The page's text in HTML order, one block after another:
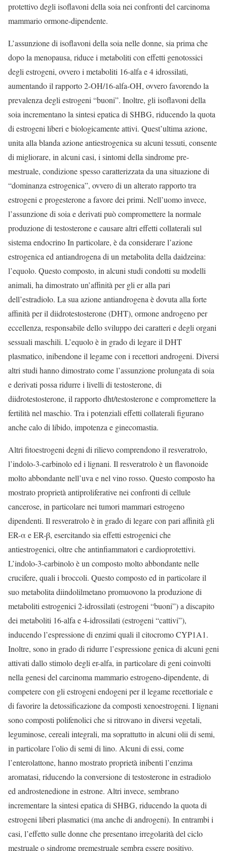
protettivo degli isoflavoni della soia nei confronti del carcinoma
mammario ormone-dipendente.
L’assunzione di isoflavoni della soia nelle donne, sia prima che
dopo la menopausa, riduce i metaboliti con effetti genotossici
degli estrogeni, ovvero i metaboliti 16-alfa e 4 idrossilati,
aumentando il rapporto 2-OH/16-alfa-OH, ovvero favorendo la
prevalenza degli estrogeni “buoni”. Inoltre, gli isoflavoni della
soia incrementano la sintesi epatica di SHBG, riducendo la quota
di estrogeni liberi e biologicamente attivi. Quest’ultima azione,
unita alla blanda azione antiestrogenica su alcuni tessuti, consente
di migliorare, in alcuni casi, i sintomi della sindrome pre-
mestruale, condizione spesso caratterizzata da una situazione di
“dominanza estrogenica”, ovvero di un alterato rapporto tra
estrogeni e progesterone a favore dei primi. Nell’uomo invece,
l’assunzione di soia e derivati può compromettere la normale
produzione di testosterone e causare altri effetti collaterali sul
sistema endocrino In particolare, è da considerare l’azione
estrogenica ed antiandrogena di un metabolita della daidzeina:
l’equolo. Questo composto, in alcuni studi condotti su modelli
animali, ha dimostrato un’affinità per gli er alla pari
dell’estradiolo. La sua azione antiandrogena è dovuta alla forte
affinità per il diidrotestosterone (DHT), ormone androgeno per
eccellenza, responsabile dello sviluppo dei caratteri e degli organi
sessuali maschili. L’equolo è in grado di legare il DHT
plasmatico, inibendone il legame con i recettori androgeni. Diversi
altri studi hanno dimostrato come l’assunzione prolungata di soia
e derivati possa ridurre i livelli di testosterone, di
diidrotestosterone, il rapporto dht/testosterone e compromettere la
fertilità nel maschio. Tra i potenziali effetti collaterali figurano
anche calo di libido, impotenza e ginecomastia.
Altri fitoestrogeni degni di rilievo comprendono il resveratrolo,
l’indolo-3-carbinolo ed i lignani. Il resveratrolo è un flavonoide
molto abbondante nell’uva e nel vino rosso. Questo composto ha
mostrato proprietà antiproliferative nei confronti di cellule
cancerose, in particolare nei tumori mammari estrogeno
dipendenti. Il resveratrolo è in grado di legare con pari affinità gli
ER-α e ER-β, esercitando sia effetti estrogenici che
antiestrogenici, oltre che antinfiammatori e cardioprotettivi.
L’indolo-3-carbinolo è un composto molto abbondante nelle
crucifere, quali i broccoli. Questo composto ed in particolare il
suo metabolita diindolilmetano promuovono la produzione di
metaboliti estrogenici 2-idrossilati (estrogeni “buoni”) a discapito
dei metaboliti 16-alfa e 4-idrossilati (estrogeni “cattivi”),
inducendo l’espressione di enzimi quali il citocromo CYP1A1.
Inoltre, sono in grado di ridurre l’espressione genica di alcuni geni
attivati dallo stimolo degli er-alfa, in particolare di geni coinvolti
nella genesi del carcinoma mammario estrogeno-dipendente, di
competere con gli estrogeni endogeni per il legame recettoriale e
di favorire la detossificazione da composti xenoestrogeni. I lignani
sono composti polifenolici che si ritrovano in diversi vegetali,
leguminose, cereali integrali, ma soprattutto in alcuni olii di semi,
in particolare l’olio di semi di lino. Alcuni di essi, come
l’enterolattone, hanno mostrato proprietà inibenti l’enzima
aromatasi, riducendo la conversione di testosterone in estradiolo
ed androstenedione in estrone. Altri invece, sembrano
incrementare la sintesi epatica di SHBG, riducendo la quota di
estrogeni liberi plasmatici (ma anche di androgeni). In entrambi i
casi, l’effetto sulle donne che presentano irregolarità del ciclo
mestruale o sindrome premestruale sembra essere positivo.